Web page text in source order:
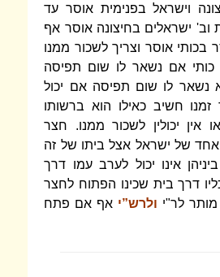
וישראל בפנימית אוסר עד
וב' ישראלים בחיצונה אוסר אף
בכותי אוסר וצריך לשכור ממנו
כותי אם נשאר לו שום תפיסה
נשאר לו שום תפיסה אם יכול
חשיב כאילו הוא ברשותו
אין יכולין לשכור ממנו. חצר
אחד של ישראל אצל ביתו של זה
אינו יכול לערב עמו דרך
דרך בית שכינו הפתוח לחצר
לר"י ולרש”י אף אם פתח